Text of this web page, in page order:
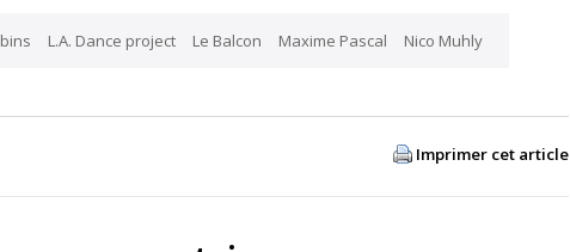
L.A. Dance project Le Balcon Maxime Pascal Nico Muhly
Imprimer cet article